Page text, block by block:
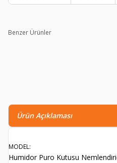
Benzer Ürünler
Ürün Açıklaması
MODEL:
Humidor Puro Kutusu